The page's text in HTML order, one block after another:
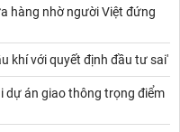
hàng nhờ người Việt đứng
khí với quyết định đầu tư sai'
dự án giao thông trọng điểm